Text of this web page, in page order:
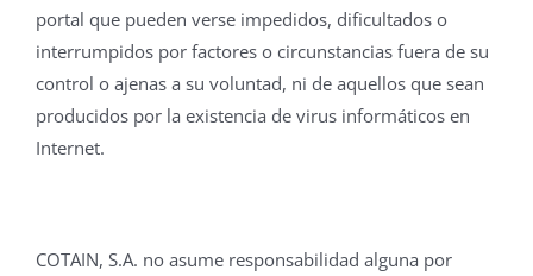
portal que pueden verse impedidos, dificultados o
interrumpidos por factores o circunstancias fuera de su
control o ajenas a su voluntad, ni de aquellos que sean
producidos por la existencia de virus informáticos en
Internet.
COTAIN, S.A. no asume responsabilidad alguna por